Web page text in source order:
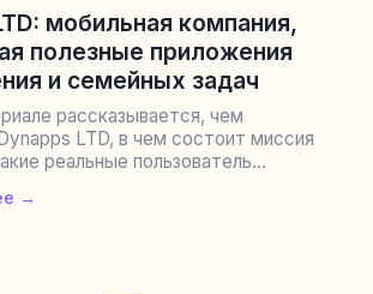
мобильная компания,
полезные приложения
и семейных задач
рассказывается, чем
LTD, в чем состоит миссия
реальные пользователь...
→